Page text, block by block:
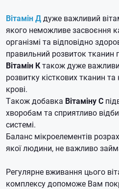
Вітамін Ддуже важливий
якого неможливе засвоєння
організмі та відповідно
правильний розвиток тканин
Вітамін Ктакож дуже
розвитку кісткових тканин
крові.
Також добавка Вітаміну С
хворобам та сприятливо
системі.
Баланс мікроелементів
якої людини, не важливо
Регулярне вживання цього
комплексу допоможе Вам